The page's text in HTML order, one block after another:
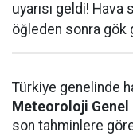
uyarısı geldi! Hava
öğleden sonra gök
Türkiye genelinde
Meteoroloji Genel
son tahminlere